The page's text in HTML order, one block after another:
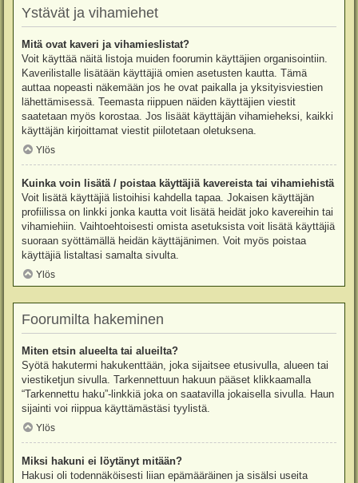
Ystävät ja vihamiehet
Mitä ovat kaveri ja vihamieslistat?
Voit käyttää näitä listoja muiden foorumin käyttäjien organisointiin.
Kaverilistalle lisätään käyttäjiä omien asetusten kautta. Tämä
auttaa nopeasti näkemään jos he ovat paikalla ja yksityisviestien
lähettämisessä. Teemasta riippuen näiden käyttäjien viestit
saatetaan myös korostaa. Jos lisäät käyttäjän vihamieheksi, kaikki
käyttäjän kirjoittamat viestit piilotetaan oletuksena.
Ylös
Kuinka voin lisätä / poistaa käyttäjiä kavereista tai vihamiehistä
Voit lisätä käyttäjiä listoihisi kahdella tapaa. Jokaisen käyttäjän
profiilissa on linkki jonka kautta voit lisätä heidät joko kavereihin tai
vihamiehiin. Vaihtoehtoisesti omista asetuksista voit lisätä käyttäjiä
suoraan syöttämällä heidän käyttäjänimen. Voit myös poistaa
käyttäjiä listaltasi samalta sivulta.
Ylös
Foorumilta hakeminen
Miten etsin alueelta tai alueilta?
Syötä hakutermi hakukenttään, joka sijaitsee etusivulla, alueen tai
viestiketjun sivulla. Tarkennettuun hakuun pääset klikkaamalla
“Tarkennettu haku”-linkkiä joka on saatavilla jokaisella sivulla. Haun
sijainti voi riippua käyttämästäsi tyylistä.
Ylös
Miksi hakuni ei löytänyt mitään?
Hakusi oli todennäköisesti liian epämääräinen ja sisälsi useita